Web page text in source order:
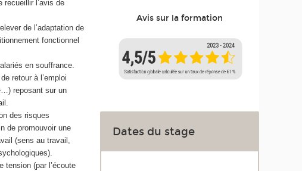
l’avis de
de l’adaptation de
fonctionnel
en souffrance.
retour à l’emploi
reposant sur un
des risques
de promouvoir une
(sens au travail,
(par l’écoute
Avis sur la formation
Dates du stage